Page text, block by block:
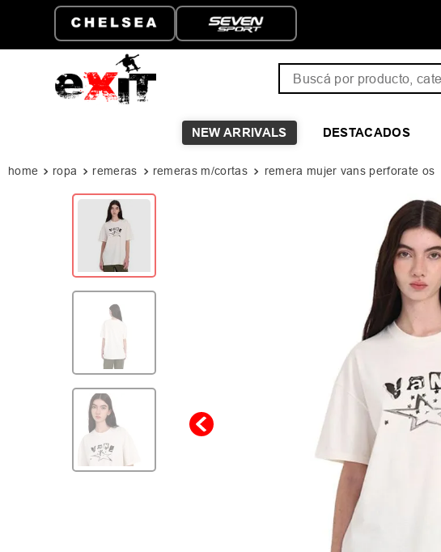
ENVÍO GRATIS A PARTIR DE
$149.999
NEW ARRIVALS DESTACADOS
ropa remeras remeras m/cortas remera mujer vans perforate os